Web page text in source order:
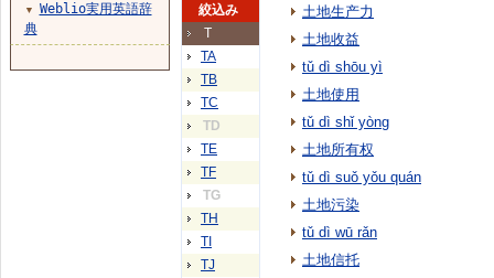
絞込み
T
TA
TB
TC
TD
TE
TF
TG
TH
TI
TJ
土地生产力
土地收益
tǔ dì shōu yì
土地使用
tǔ dì shǐ yòng
土地所有权
tǔ dì suǒ yǒu quán
土地污染
tǔ dì wū rǎn
土地信托
▼
Weblio実用英語辞
典